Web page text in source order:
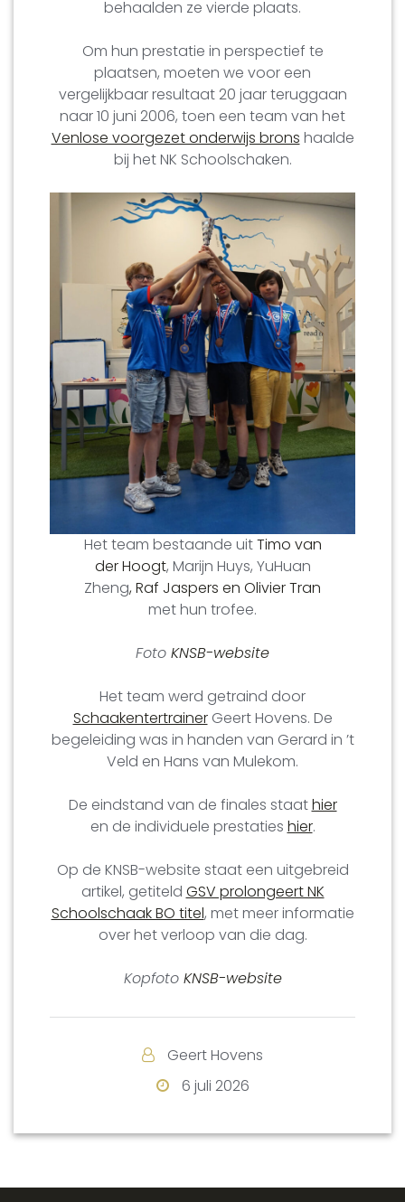
behaalden ze vierde plaats.
Om hun prestatie in perspectief te
plaatsen, moeten we voor een
vergelijkbaar resultaat 20 jaar teruggaan
naar 10 juni 2006, toen een team van het
Venlose voorgezet onderwijs brons haalde
bij het NK Schoolschaken.
Het team bestaande uitTimo van
der Hoogt, Marijn Huys, YuHuan
Zheng, Raf Jaspers en Olivier Tran
met hun trofee.
Foto KNSB-website
Het team werd getraind door
SchaakentertrainerGeert Hovens. De
begeleiding was in handen van Gerard in ’t
Veld en Hans van Mulekom.
De eindstand van de finales staathier
en de individuele prestaties hier.
Op de KNSB-website staat een uitgebreid
artikel, getiteld GSV prolongeert NK
Schoolschaak BO titel, met meer informatie
over het verloop van die dag.
Kopfoto KNSB-website
Geert Hovens
6 juli 2026